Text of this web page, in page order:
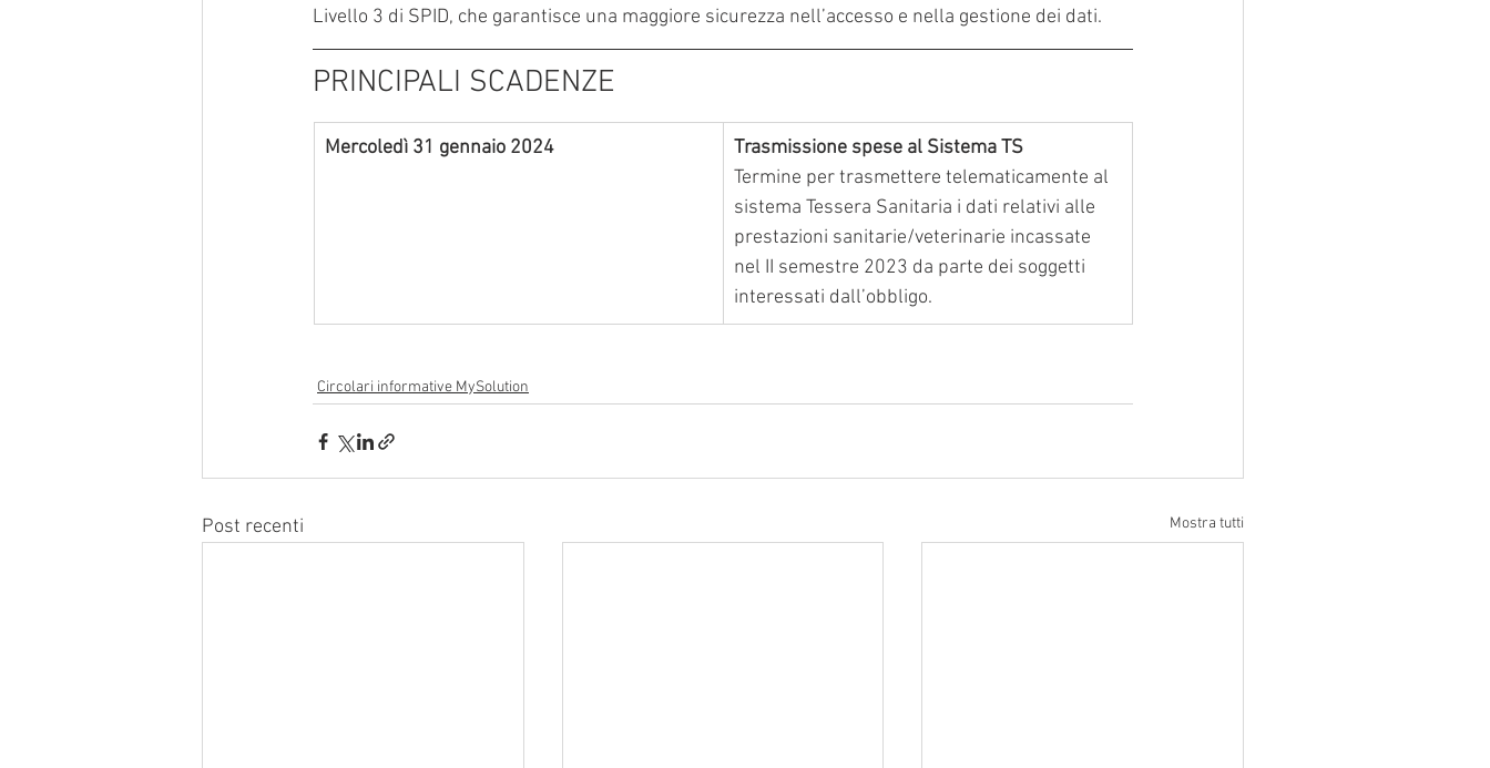
Livello 3 di SPID, che garantisce una maggiore sicurezza nell’accesso e nella gestione dei dati.
PRINCIPALI SCADENZE
Mercoledì 31 gennaio 2024
Trasmissione spese al Sistema TS
Termine per trasmettere telematicamente al
sistema Tessera Sanitaria i dati relativi alle
prestazioni sanitarie/veterinarie incassate
nel II semestre 2023 da parte dei soggetti
interessati dall’obbligo.
Circolari informative MySolution
Post recenti Mostra tutti